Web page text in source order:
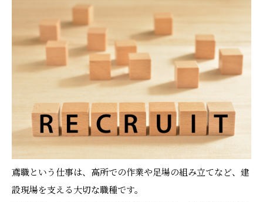
鳶職という仕事は、高所での作業や足場の組み立てなど、建
設現場を支える大切な職種です。